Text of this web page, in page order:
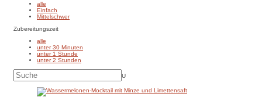
alle
Einfach
Mittelschwer
Zubereitungszeit
alle
unter 30 Minuten
unter 1 Stunde
unter 2 Stunden
U